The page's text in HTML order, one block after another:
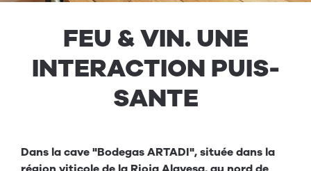
FEU &VIN.UNE
INTER­AC­TION PUIS­
SANTE
Dans la cave "Bodegas ARTADI", située dans la